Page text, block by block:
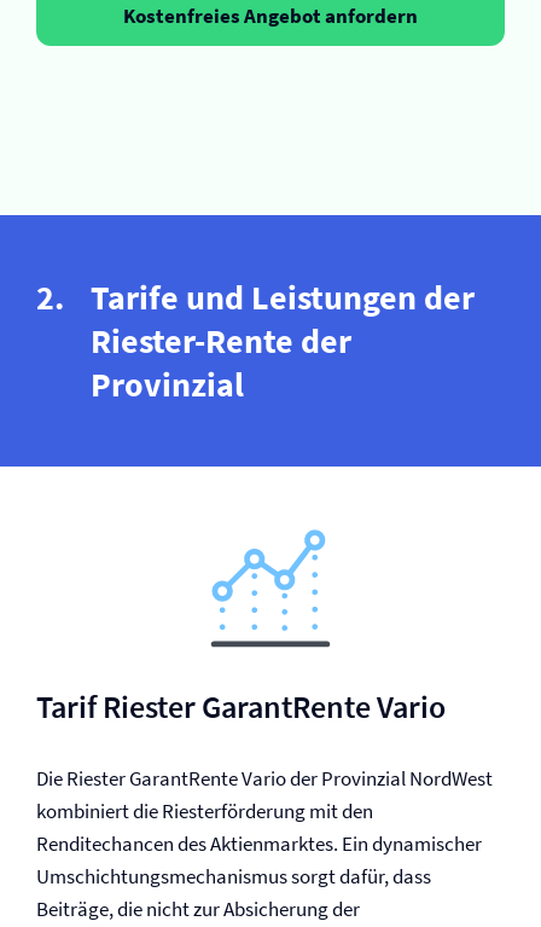
Kostenfreies Angebot anfordern
Tarife und Leistungen der
Riester-Rente der
Provinzial
Tarif Riester GarantRente Vario
Die Riester GarantRente Vario der Provinzial NordWest
kombiniert die Riesterförderung mit den
Renditechancen des Aktienmarktes. Ein dynamischer
Umschichtungsmechanismus sorgt dafür, dass
Beiträge, die nicht zur Absicherung der